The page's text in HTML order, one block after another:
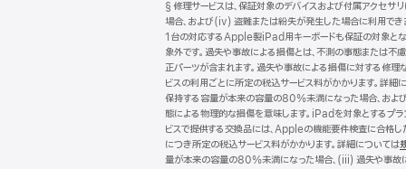
ッ
タ
ー
注
§ 修理サービスは、保証対象のデバイスおよび付属アクセ
場合、および(iv) 盗難または紛失が発生した場合に利用で
1台の対応するApple製iPad用キーボードも保証の対象と
象外です。過失や事故による損傷とは、不測の事態または
正パーツが含まれます。過失や事故による損傷に対する修理
ビスの利用ごとに所定の税込サービス料がかかります。詳細
保持する容量が本来の容量の80%未満になった場合、およ
態による物理的な損傷を意味します。iPadを対象とする
ビスで提供する交換品には、Appleの機能要件検査に合格し
につき所定の税込サービス料がかかります。詳細については
量が本来の容量の80%未満になった場合、(iii) 過失や事故